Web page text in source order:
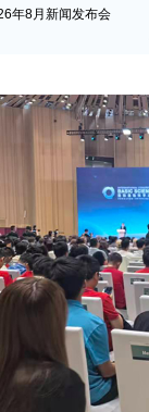
年8月新闻发布会